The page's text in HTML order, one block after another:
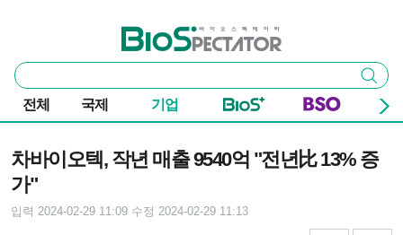
바이오스펙테이터
통
합
검
색
검색
전체 국제 기업
차바이오텍, 작년 매출 9540억 "전년比 13% 증
가"
입력 2024-02-29 11:09 수정 2024-02-29 11:13